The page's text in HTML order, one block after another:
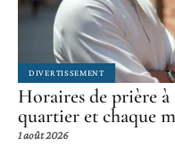
DIVERTISSEMENT
Horaires de prière
quartier et chaque
1 août 2026